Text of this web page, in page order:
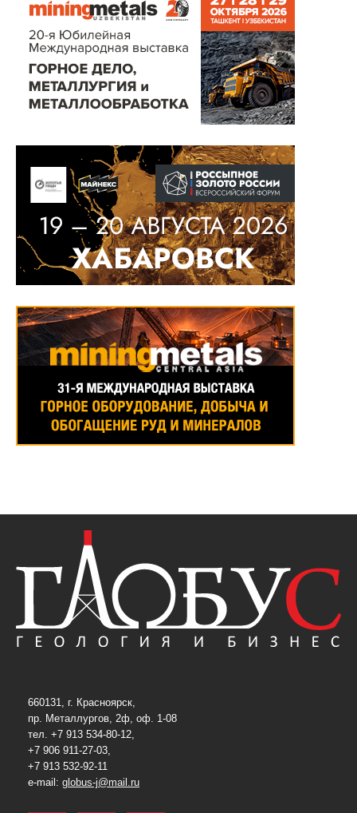
660131, г. Красноярск,
пр. Металлургов, 2ф, оф. 1-08
тел. +7 913 534-80-12,
+7 906 911-27-03,
+7 913 532-92-11
e-mail: globus-j@mail.ru